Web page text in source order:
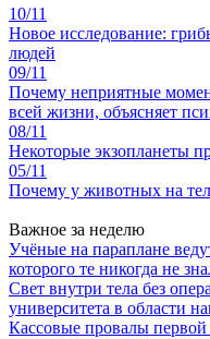
10/11
Новое исследование:
людей
09/11
Почему неприятные
всей жизни, объясняет
08/11
Некоторые экзопланеты
05/11
Почему у животных на
Важное за неделю
Учёные на параплане
которого те никогда не
Свет внутри тела без
университета в области
Кассовые провалы